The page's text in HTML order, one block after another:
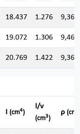
18.437 1.276 9,362
19.072 1.306 9,468
20.769 1.422 9,367
I (cm4)
I/v
(cm3)
ρ (cm)